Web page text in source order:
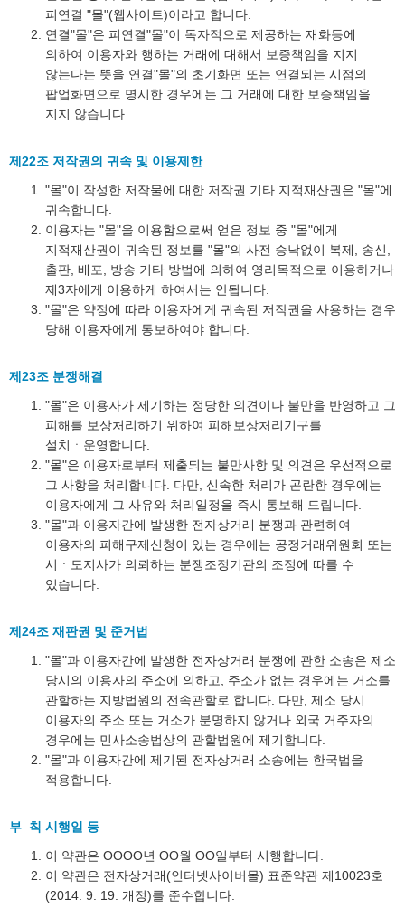
피연결 "몰"(웹사이트)이라고 합니다.
연결"몰"은 피연결"몰"이 독자적으로 제공하는 재화등에
의하여 이용자와 행하는 거래에 대해서 보증책임을 지지
않는다는 뜻을 연결"몰"의 초기화면 또는 연결되는 시점의
팝업화면으로 명시한 경우에는 그 거래에 대한 보증책임을
지지 않습니다.
제22조 저작권의 귀속 및 이용제한
"몰"이 작성한 저작물에 대한 저작권 기타 지적재산권은 "몰"에
귀속합니다.
이용자는 "몰"을 이용함으로써 얻은 정보 중 "몰"에게
지적재산권이 귀속된 정보를 "몰"의 사전 승낙없이 복제, 송신,
출판, 배포, 방송 기타 방법에 의하여 영리목적으로 이용하거나
제3자에게 이용하게 하여서는 안됩니다.
"몰"은 약정에 따라 이용자에게 귀속된 저작권을 사용하는 경우
당해 이용자에게 통보하여야 합니다.
제23조 분쟁해결
"몰"은 이용자가 제기하는 정당한 의견이나 불만을 반영하고 그
피해를 보상처리하기 위하여 피해보상처리기구를
설치ㆍ운영합니다.
"몰"은 이용자로부터 제출되는 불만사항 및 의견은 우선적으로
그 사항을 처리합니다. 다만, 신속한 처리가 곤란한 경우에는
이용자에게 그 사유와 처리일정을 즉시 통보해 드립니다.
"몰"과 이용자간에 발생한 전자상거래 분쟁과 관련하여
이용자의 피해구제신청이 있는 경우에는 공정거래위원회 또는
시ㆍ도지사가 의뢰하는 분쟁조정기관의 조정에 따를 수
있습니다.
제24조 재판권 및 준거법
"몰"과 이용자간에 발생한 전자상거래 분쟁에 관한 소송은 제소
당시의 이용자의 주소에 의하고, 주소가 없는 경우에는 거소를
관할하는 지방법원의 전속관할로 합니다. 다만, 제소 당시
이용자의 주소 또는 거소가 분명하지 않거나 외국 거주자의
경우에는 민사소송법상의 관할법원에 제기합니다.
"몰"과 이용자간에 제기된 전자상거래 소송에는 한국법을
적용합니다.
부 칙 시행일 등
이 약관은 OOOO년 OO월 OO일부터 시행합니다.
이 약관은 전자상거래(인터넷사이버몰) 표준약관 제10023호
(2014. 9. 19. 개정)를 준수합니다.